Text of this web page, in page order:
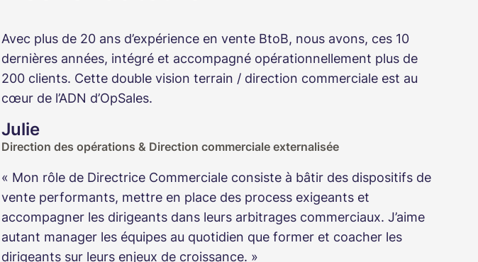
Avec plus de 20 ans d’expérience en vente BtoB, nous avons, ces 10
dernières années, intégré et accompagné opérationnellement plus de
200 clients. Cette double vision terrain / direction commerciale est au
cœur de l’ADN d’OpSales.
Julie
Direction des opérations & Direction commerciale externalisée
« Mon rôle de Directrice Commerciale consiste à bâtir des dispositifs de
vente performants, mettre en place des process exigeants et
accompagner les dirigeants dans leurs arbitrages commerciaux. J’aime
autant manager les équipes au quotidien que former et coacher les
dirigeants sur leurs enjeux de croissance. »